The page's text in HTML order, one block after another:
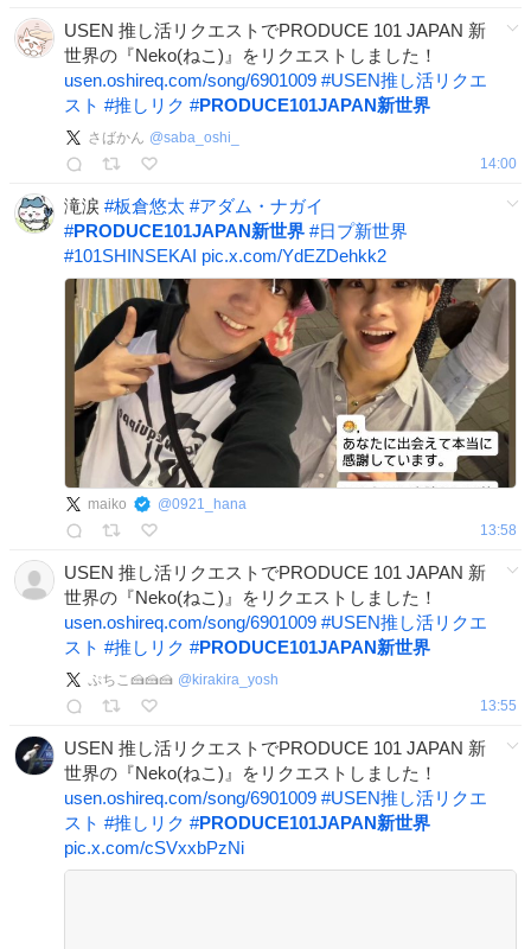
USEN 推し活リクエストでPRODUCE 101 JAPAN 新
世界の『Neko(ねこ)』をリクエストしました！
usen.oshireq.com/song/6901009 #USEN推し活リクエ
スト #推しリク #PRODUCE101JAPAN新世界
さばかん @saba_oshi_
14:00
滝涙 #板倉悠太 #アダム・ナガイ
#PRODUCE101JAPAN新世界 #日プ新世界
#101SHINSEKAI pic.x.com/YdEZDehkk2
maiko @0921_hana
13:58
USEN 推し活リクエストでPRODUCE 101 JAPAN 新
世界の『Neko(ねこ)』をリクエストしました！
usen.oshireq.com/song/6901009 #USEN推し活リクエ
スト #推しリク #PRODUCE101JAPAN新世界
ぷちこ🍰🍰🍰 @ kirakira_yosh
13:55
USEN 推し活リクエストでPRODUCE 101 JAPAN 新
世界の『Neko(ねこ)』をリクエストしました！
usen.oshireq.com/song/6901009 #USEN推し活リクエ
スト #推しリク #PRODUCE101JAPAN新世界
pic.x.com/cSVxxbPzNi